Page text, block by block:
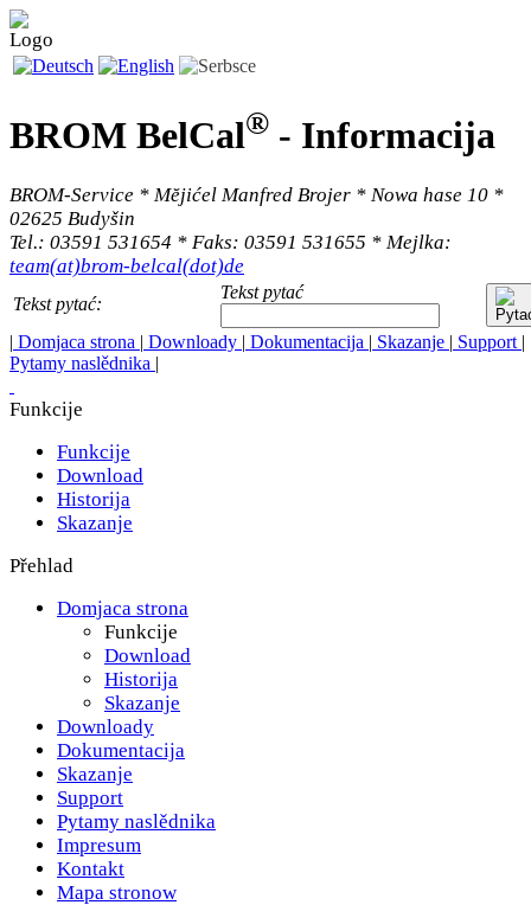
BROM BelCal® - Informacija
BROM-Service * Mĕjićel Manfred Brojer * Nowa hase 10 *
02625 Budyšin
Tel.: 03591 531654 * Faks: 03591 531655 * Mejlka:
team(at)brom-belcal(dot)de
Tekst pytać:
Tekst pytać
| Domjaca strona | Downloady | Dokumentacija | Skazanje | Support |
Pytamy naslědnika |
Funkcije
Funkcije
Download
Historija
Skazanje
Přehlad
Domjaca strona
Funkcije
Download
Historija
Skazanje
Downloady
Dokumentacija
Skazanje
Support
Pytamy naslědnika
Impresum
Kontakt
Mapa stronow